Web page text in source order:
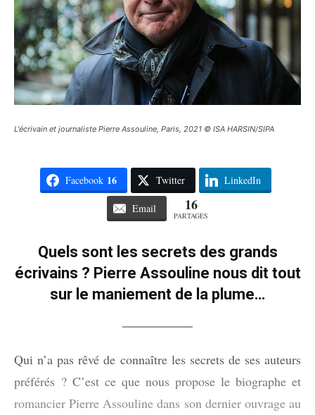
L'écrivain et journaliste Pierre Assouline, Paris, 2021 © ISA HARSIN/SIPA
Facebook 16 Twitter LinkedIn
Email 16
PARTAGES
Quels sont les secrets des grands
écrivains ? Pierre Assouline nous dit tout
sur le maniement de la plume…
Qui n’a pas rêvé de connaître les secrets de ses auteurs
préférés ? C’est ce que nous propose le biographe et
romancier Pierre Assouline dans son dernier ouvrage au